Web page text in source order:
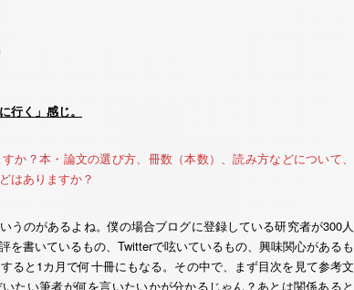
行く」感じ。
か？本・論文の選び方、冊数（本数）、読み方などについて、
はありますか？
うのがあるよね。僕の場合ブログに登録している研究者が300人
を書いているもの、Twitterで呟いているもの、興味関心があるも
ると1カ月で何十冊にもなる。その中で、まず目次を見て参考文
たい筆者が何を言いたいかが分かるじゃん？あとは関係あると